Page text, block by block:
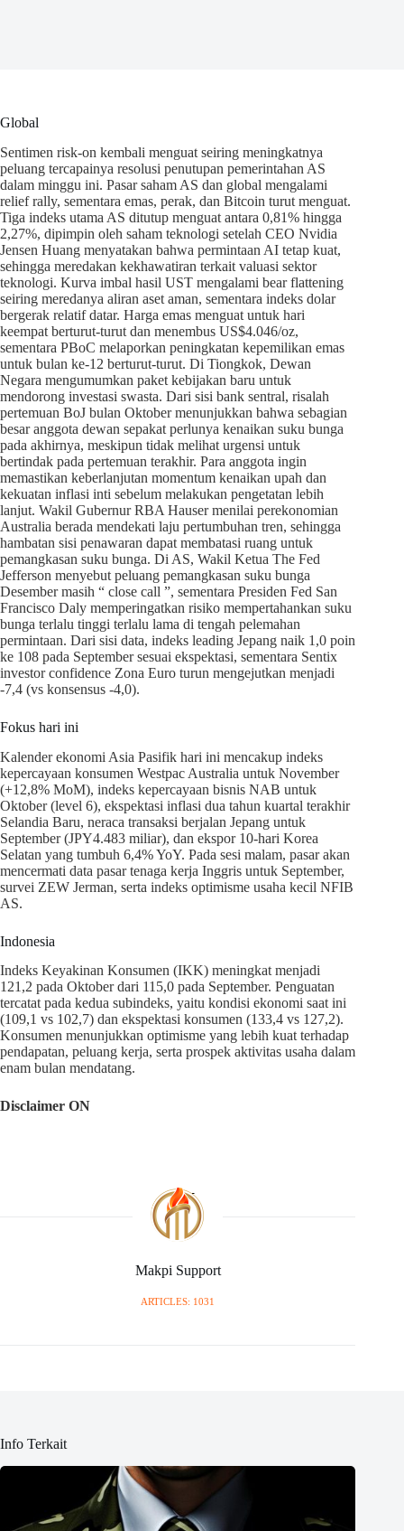
Global
Sentimen risk-on kembali menguat seiring meningkatnya
peluang tercapainya resolusi penutupan pemerintahan AS
dalam minggu ini. Pasar saham AS dan global mengalami
relief rally, sementara emas, perak, dan Bitcoin turut menguat.
Tiga indeks utama AS ditutup menguat antara 0,81% hingga
2,27%, dipimpin oleh saham teknologi setelah CEO Nvidia
Jensen Huang menyatakan bahwa permintaan AI tetap kuat,
sehingga meredakan kekhawatiran terkait valuasi sektor
teknologi. Kurva imbal hasil UST mengalami bear flattening
seiring meredanya aliran aset aman, sementara indeks dolar
bergerak relatif datar. Harga emas menguat untuk hari
keempat berturut-turut dan menembus US$4.046/oz,
sementara PBoC melaporkan peningkatan kepemilikan emas
untuk bulan ke-12 berturut-turut. Di Tiongkok, Dewan
Negara mengumumkan paket kebijakan baru untuk
mendorong investasi swasta. Dari sisi bank sentral, risalah
pertemuan BoJ bulan Oktober menunjukkan bahwa sebagian
besar anggota dewan sepakat perlunya kenaikan suku bunga
pada akhirnya, meskipun tidak melihat urgensi untuk
bertindak pada pertemuan terakhir. Para anggota ingin
memastikan keberlanjutan momentum kenaikan upah dan
kekuatan inflasi inti sebelum melakukan pengetatan lebih
lanjut. Wakil Gubernur RBA Hauser menilai perekonomian
Australia berada mendekati laju pertumbuhan tren, sehingga
hambatan sisi penawaran dapat membatasi ruang untuk
pemangkasan suku bunga. Di AS, Wakil Ketua The Fed
Jefferson menyebut peluang pemangkasan suku bunga
Desember masih “ close call ”, sementara Presiden Fed San
Francisco Daly memperingatkan risiko mempertahankan suku
bunga terlalu tinggi terlalu lama di tengah pelemahan
permintaan. Dari sisi data, indeks leading Jepang naik 1,0 poin
ke 108 pada September sesuai ekspektasi, sementara Sentix
investor confidence Zona Euro turun mengejutkan menjadi
-7,4 (vs konsensus -4,0).
Fokus hari ini
Kalender ekonomi Asia Pasifik hari ini mencakup indeks
kepercayaan konsumen Westpac Australia untuk November
(+12,8% MoM), indeks kepercayaan bisnis NAB untuk
Oktober (level 6), ekspektasi inflasi dua tahun kuartal terakhir
Selandia Baru, neraca transaksi berjalan Jepang untuk
September (JPY4.483 miliar), dan ekspor 10-hari Korea
Selatan yang tumbuh 6,4% YoY. Pada sesi malam, pasar akan
mencermati data pasar tenaga kerja Inggris untuk September,
survei ZEW Jerman, serta indeks optimisme usaha kecil NFIB
AS.
Indonesia
Indeks Keyakinan Konsumen (IKK) meningkat menjadi
121,2 pada Oktober dari 115,0 pada September. Penguatan
tercatat pada kedua subindeks, yaitu kondisi ekonomi saat ini
(109,1 vs 102,7) dan ekspektasi konsumen (133,4 vs 127,2).
Konsumen menunjukkan optimisme yang lebih kuat terhadap
pendapatan, peluang kerja, serta prospek aktivitas usaha dalam
enam bulan mendatang.
Disclaimer ON
Makpi Support
ARTICLES: 1031
Info Terkait